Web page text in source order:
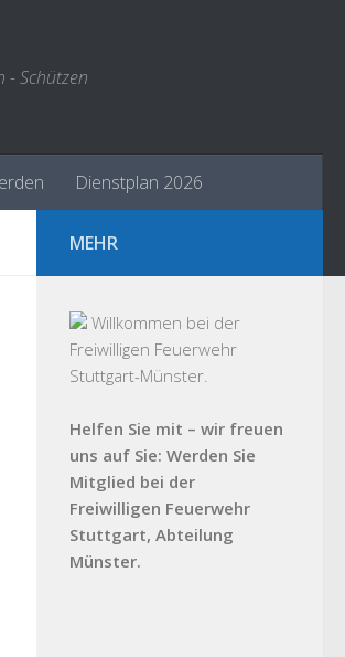
- Schützen
Dienstplan 2026
MEHR
Willkommen bei der
Freiwilligen Feuerwehr
Stuttgart-Münster.
Helfen Sie mit – wir freuen
uns auf Sie: Werden Sie
Mitglied bei der
Freiwilligen Feuerwehr
Stuttgart, Abteilung
Münster.